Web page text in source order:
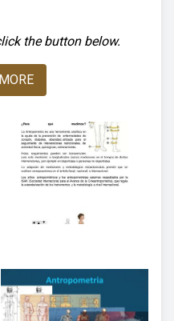
the button below.